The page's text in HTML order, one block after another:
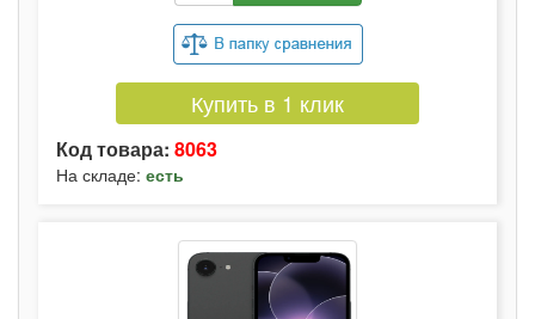
Купить в 1 клик
Код товара: 8063
На складе: есть